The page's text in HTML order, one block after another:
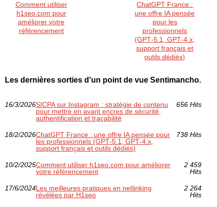
Comment utiliser
h1seo.com pour
améliorer votre
référencement
ChatGPT France :
une offre IA pensée
pour les
professionnels
(GPT‑5.1, GPT‑4.x,
support français et
outils dédiés)
Les dernières sorties d'un point de vue Sentimancho.
16/3/2026SICPA sur Instagram : stratégie de contenu
pour mettre en avant encres de sécurité,
authentification et traçabilité
656 Hits
18/2/2026ChatGPT France : une offre IA pensée pour
les professionnels (GPT‑5.1, GPT‑4.x,
support français et outils dédiés)
738 Hits
10/2/2025Comment utiliser h1seo.com pour améliorer
votre référencement
2 459
Hits
17/6/2024Les meilleures pratiques en netlinking
révélées par H1seo
2 264
Hits